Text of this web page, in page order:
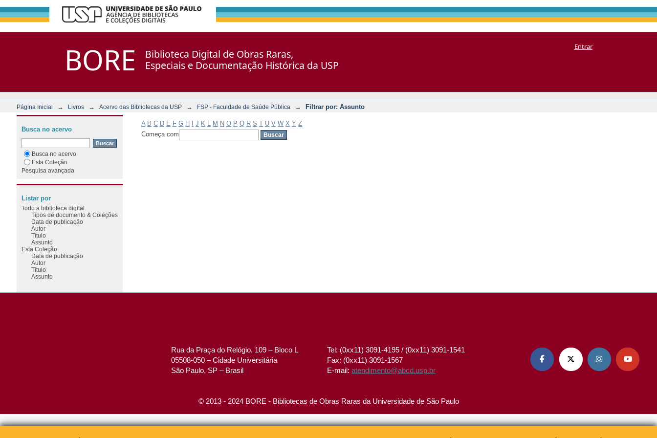
BORE
Biblioteca Digital de Obras Raras,
Especiais e Documentação Histórica da USP
Entrar
Página Inicial → Livros → Acervo das Bibliotecas da USP → FSP - Faculdade de Saúde Pública → Filtrar por: Assunto
A B C D E F G H J K M N O P Q R S T U V W X Y Z
Começa com
Busca no acervo
Busca no acervo
Esta Coleção
Pesquisa avançada
Listar por
Todo a biblioteca digital
Tipos de documento & Coleções
Data de publicação
Autor
Título
Assunto
Esta Coleção
Data de publicação
Autor
Título
Assunto
Rua da Praça do Relógio, 109 – Bloco L
05508-050 – Cidade Universitária
São Paulo, SP – Brasil
Tel: (0xx11) 3091-4195 / (0xx11) 3091-1541
Fax: (0xx11) 3091-1567
E-mail:atendimento@abcd.usp.br
   
© 2013 - 2024 BORE - Bibliotecas de Obras Raras da Universidade de São Paulo